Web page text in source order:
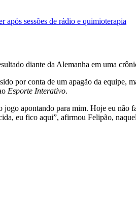
após sessões de rádio e quimioterapia
diante da Alemanha em uma
por conta de um apagão da equipe,
Esporte Interativo.
apontando para mim. Hoje eu
eu fico aqui”, afirmou Felipão,